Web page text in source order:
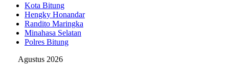
Kota Bitung
Hengky Honandar
Randito Maringka
Minahasa Selatan
Polres Bitung
Agustus 2026